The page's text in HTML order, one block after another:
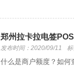
郑州拉卡拉电签
发布时间：2020/09/11 标
什么是商户额度？如